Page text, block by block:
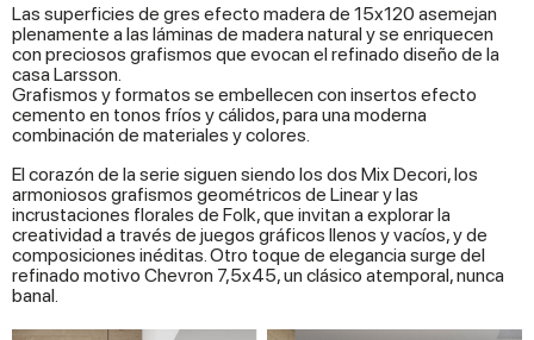
Las superficies de gres efecto madera de 15x120 asemejan
plenamente a las láminas de madera natural y se enriquecen
con preciosos grafismos que evocan el refinado diseño de la
casa Larsson.
Grafismos y formatos se embellecen con insertos efecto
cemento en tonos fríos y cálidos, para una moderna
combinación de materiales y colores.
El corazón de la serie siguen siendo los dos Mix Decori, los
armoniosos grafismos geométricos de Linear y las
incrustaciones florales de Folk, que invitan a explorar la
creatividad a través de juegos gráficos llenos y vacíos, y de
composiciones inéditas. Otro toque de elegancia surge del
refinado motivo Chevron 7,5x45, un clásico atemporal, nunca
banal.